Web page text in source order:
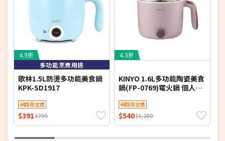
4.9折
多功能烹煮用途
歌林1.5L防燙多功能美食鍋
KPK-SD1917
網路限定價
$391 $799
4.3折
KINYO 1.6L多功能陶瓷美食
鍋(FP-0769)電火鍋 個人鍋
網路限定價
$540$1,280